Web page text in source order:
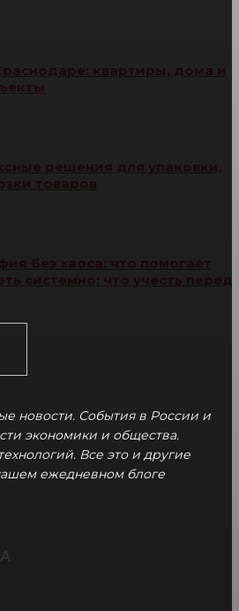
квартиры, дома и
решения для упаковки,
товаров
без хаоса: что помогает
системно: что учесть перед
новости. События в России и
экономики и общества.
Все это и другие
ежедневном блоге